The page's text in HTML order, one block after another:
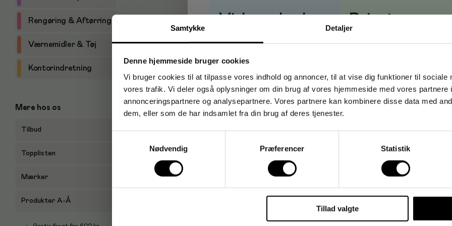
Samtykke Detaljer
Denne hjemmeside bruger cookies
Vi bruger cookies til at tilpasse vores indhold og annoncer, til at vise dig funktioner til sociale
vores trafik. Vi deler også oplysninger om din brug af vores hjemmeside med vores partnere
annonceringspartnere og analysepartnere. Vores partnere kan kombinere disse data med
dem, eller som de har indsamlet fra din brug af deres tjenester.
Nødvendig
Præferencer Statistik
Tillad valgte
Rengøring & Aftørring
Værnemidler & Tøj
Kontorindretning
Mere hos os
Tilbud
Topplisten
Mærker
Produkter A-Å
Virksomhed → Privat